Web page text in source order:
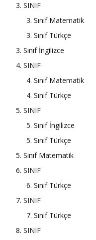
3. SINIF
3. Sınıf Matematik
3. Sınıf Türkçe
3. Sınıf İngilizce
4. SINIF
4. Sınıf Matematik
4. Sınıf Türkçe
5. SINIF
5. Sınıf İngilizce
5. Sınıf Türkçe
5. Sınıf Matematik
6. SINIF
6. Sınıf Türkçe
7. SINIF
7. Sınıf Türkçe
8. SINIF